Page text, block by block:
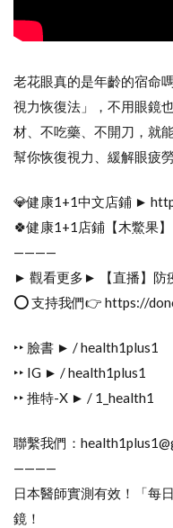
老花眼真的是年齡的宿命
視力恢復法」，不用眼鏡
材、不吃藥、不開刀，就
幫你恢復視力、緩解眼疲
💎健康​​1+1中文店鋪 ►
🍀健康​​1+1店鋪【木鱉果
————
► 觀看更多► 【直播】防
⭕️ 支持我們👉 https://
‣‣ 臉書 ► / health1plus1
‣‣ IG ► / health1plus1
‣‣ 推特-X ► / 1_health1
聯繫我們：
————
日本醫師實測有效！「每
鏡！